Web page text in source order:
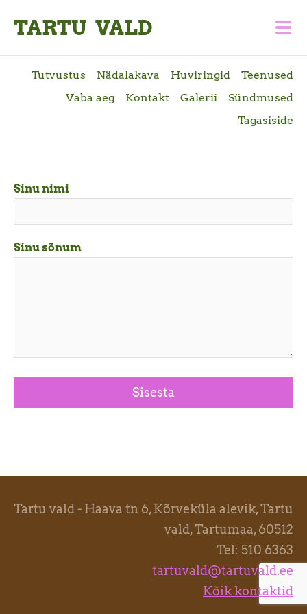
TARTU VALD
Tutvustus Nädalakava Huviringid
Teenused
Vaba aeg
Kontakt Galerii
Sündmused
Tagasiside
Sinu nimi
Sinu sõnum
Tartu vald - Haava tn 6, Kõrveküla alevik, Tartu
vald, Tartumaa, 60512
Tel: 510 6363
tartuvald@tartuvald.ee
Kõik kontaktid